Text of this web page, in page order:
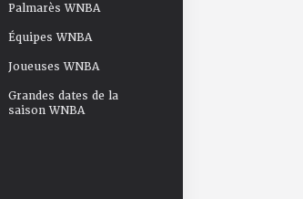
Palmarès WNBA
Équipes WNBA
Joueuses WNBA
Grandes dates de la
saison WNBA